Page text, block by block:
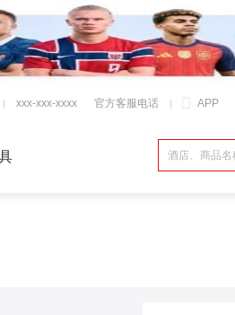
APP
xxx-xxx-xxxx 官方客服电话